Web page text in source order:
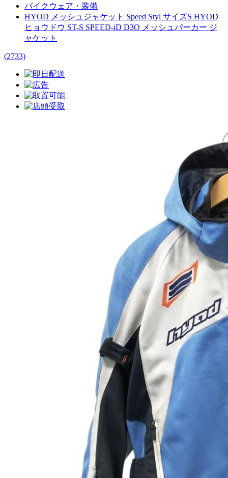
バイクウェア・装備
HYOD メッシュジャケット Speed Styl サイズS HYOD
ヒョウドウ ST-S SPEED-iD D3O メッシュパーカー ジ
ャケット
(2733)